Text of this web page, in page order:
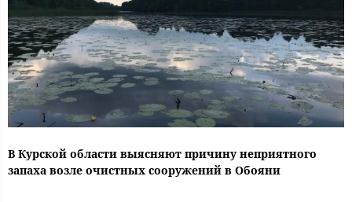
В Курской области выясняют причину неприятного
запаха возле очистных сооружений в Обояни